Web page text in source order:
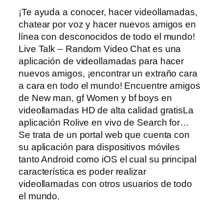
¡Te ayuda a conocer, hacer videollamadas,
chatear por voz y hacer nuevos amigos en
línea con desconocidos de todo el mundo!
Live Talk – Random Video Chat es una
aplicación de videollamadas para hacer
nuevos amigos, ¡encontrar un extraño cara
a cara en todo el mundo! Encuentre amigos
de New man, gf Women y bf boys en
videollamadas HD de alta calidad gratisLa
aplicación Rolive en vivo de Search for…
Se trata de un portal web que cuenta con
su aplicación para dispositivos móviles
tanto Android como iOS el cual su principal
característica es poder realizar
videollamadas con otros usuarios de todo
el mundo.